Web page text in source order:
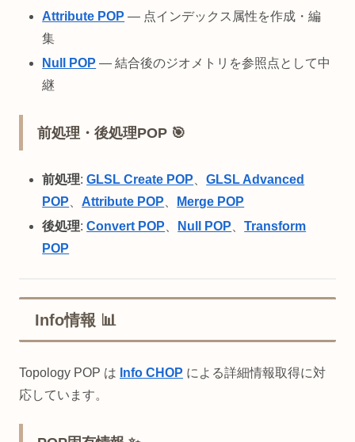
Attribute POP — 点インデックス属性を作成・編
集
Null POP — 結合後のジオメトリを参照点として中
継
前処理・後処理POP 🎯
前処理:GLSL Create POP 、GLSL Advanced
POP
Attribute POP
Merge POP
後処理:Convert POP Null POP 、Transform
POP
Info情報 📊
Topology POP は Info CHOP による詳細情報取得に対
応しています。